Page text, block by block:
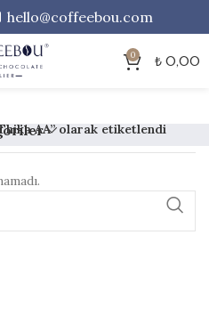
hello@coffeebou.com
0 ₺ 0,00
AA” olarak etiketlendi